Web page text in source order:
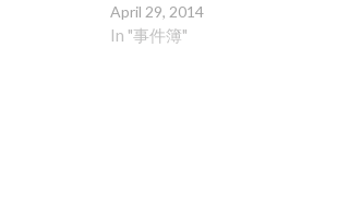
April 29, 2014
In "事件簿"